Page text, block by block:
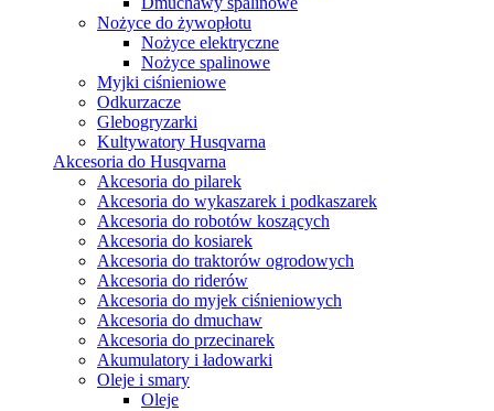
Nożyce do żywopłotu
Nożyce elektryczne
Nożyce spalinowe
Myjki ciśnieniowe
Odkurzacze
Glebogryzarki
Kultywatory Husqvarna
Akcesoria do Husqvarna
Akcesoria do pilarek
Akcesoria do wykaszarek i podkaszarek
Akcesoria do robotów koszących
Akcesoria do kosiarek
Akcesoria do traktorów ogrodowych
Akcesoria do riderów
Akcesoria do myjek ciśnieniowych
Akcesoria do dmuchaw
Akcesoria do przecinarek
Akumulatory i ładowarki
Oleje i smary
Oleje